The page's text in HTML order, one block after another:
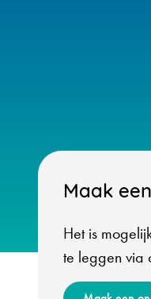
Maak
Het is
te leggen via